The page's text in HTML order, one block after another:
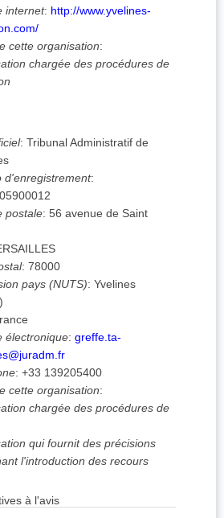
internet: http://www.yvelines-
cette organisation:
chargée des procédures de
: Tribunal Administratif de
d'enregistrement:
postale: 56 avenue de Saint
: 78000
pays (NUTS): Yvelines
)
électronique: greffe.ta-
: +33 139205400
cette organisation:
chargée des procédures de
qui fournit des précisions
l'introduction des recours
à l'avis